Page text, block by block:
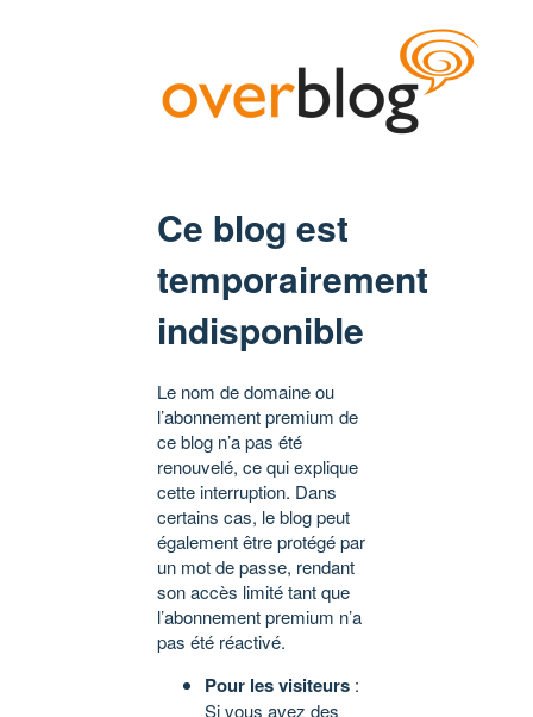
Ce blog est
temporairement
indisponible
Le nom de domaine ou
l’abonnement premium de
ce blog n’a pas été
renouvelé, ce qui explique
cette interruption. Dans
certains cas, le blog peut
également être protégé par
un mot de passe, rendant
son accès limité tant que
l’abonnement premium n’a
pas été réactivé.
Pour les visiteurs :
Si vous avez des